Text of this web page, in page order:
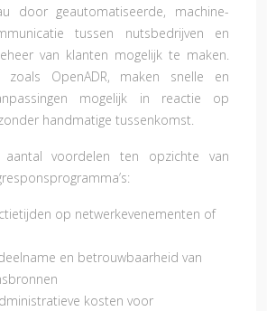
door geautomatiseerde, machine-
tussen nutsbedrijven en
van klanten mogelijk te maken.
zoals OpenADR, maken snelle en
mogelijk in reactie op
handmatige tussenkomst.
voordelen ten opzichte van
op netwerkevenementen of
en betrouwbaarheid van
kosten voor